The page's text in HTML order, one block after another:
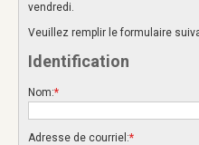
vendredi.
Veuillez remplir le formulaire
Identification
Nom:*
Adresse de courriel:*